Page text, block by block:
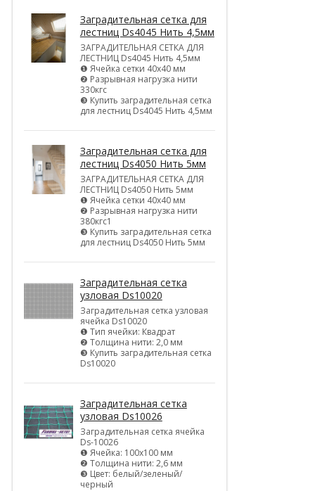
Заградительная сетка для
лестниц Ds4045 Нить 4,5мм
ЗАГРАДИТЕЛЬНАЯ СЕТКА ДЛЯ
ЛЕСТНИЦ Ds4045 Нить 4,5мм
❶ Ячейка сетки 40х40 мм
❷ Разрывная нагрузка нити
330кгс
❸ Купить заградительная сетка
для лестниц Ds4045 Нить 4,5мм
Заградительная сетка для
лестниц Ds4050 Нить 5мм
ЗАГРАДИТЕЛЬНАЯ СЕТКА ДЛЯ
ЛЕСТНИЦ Ds4050 Нить 5мм
❶ Ячейка сетки 40х40 мм
❷ Разрывная нагрузка нити
380кгс1
❸ Купить заградительная сетка
для лестниц Ds4050 Нить 5мм
Заградительная сетка
узловая Ds10020
Заградительная сетка узловая
ячейка Ds10020
❶ Тип ячейки: Квадрат
❷ Толщина нити: 2,0 мм
❸ Купить заградительная сетка
Ds10020
Заградительная сетка
узловая Ds10026
Заградительная сетка ячейка
Ds-10026
❶ Ячейка: 100х100 мм
❷ Толщина нити: 2,6 мм
❸ Цвет: белый/зеленый/
черный